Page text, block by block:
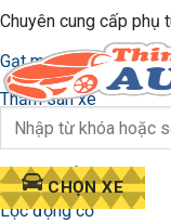
Gạt mưa ô tô
Thảm sàn xe
Bóng đèn
Lọc gió điều hòa
Lọc động cơ
Chuyên cung cấp phụ
CHỌN XE